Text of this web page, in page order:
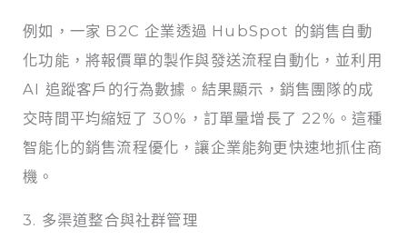
例如，一家 B2C 企業透過 HubSpot 的銷售自動
化功能，將報價單的製作與發送流程自動化，並利用
AI 追蹤客戶的行為數據。結果顯示，銷售團隊的成
交時間平均縮短了 30%，訂單量增長了 22%。這種
智能化的銷售流程優化，讓企業能夠更快速地抓住商
機。
3. 多渠道整合與社群管理